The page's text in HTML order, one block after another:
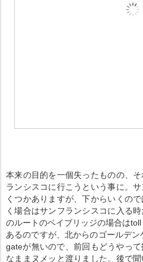
本来の目的を一個失ったものの、
ランシスコに行こうという事に。
くつかありますが、下からいくの
く場合はサンフランシスコに入る
のルートのベイブリッジの場合は
あるのですが、北からのゴールデ
gateが無いので、前回もどうやっ
なままヌメッと渡りました。後で